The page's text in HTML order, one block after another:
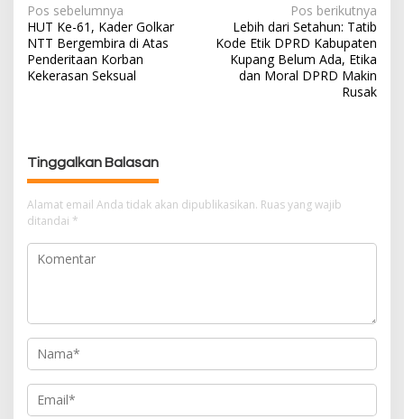
N
a
v
i
p
s
Pos sebelumnya
HUT Ke-61, Kader Golkar
NTT Bergembira di Atas
Penderitaan Korban
Kekerasan Seksual
Pos berikutnya
Lebih dari Setahun: Tatib
Kode Etik DPRD Kabupaten
Kupang Belum Ada, Etika
dan Moral DPRD Makin
Rusak
Tinggalkan Balasan
Alamat email Anda tidak akan dipublikasikan. Ruas yang wajib
ditandai *